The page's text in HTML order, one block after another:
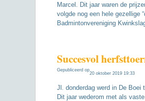
Marcel. Dit jaar waren de
volgde nog een hele gezellige
Badmintonvereniging
Succesvol
Gepubliceerd op
20 oktober 2019 19:33
Jl. donderdag werd in De Boei
Dit jaar wederom met als